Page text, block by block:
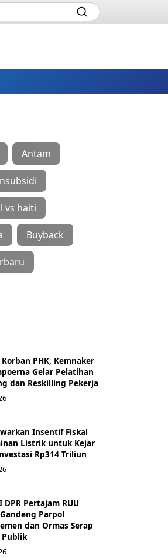
Antam
vs haiti
Buyback
PHK, Kemnaker
Gelar Pelatihan
dan Reskilling Pekerja
Insentif Fiskal
Listrik untuk Kejar
Rp314 Triliun
DPR Pertajam RUU
Parpol
dan Ormas Serap
Publik